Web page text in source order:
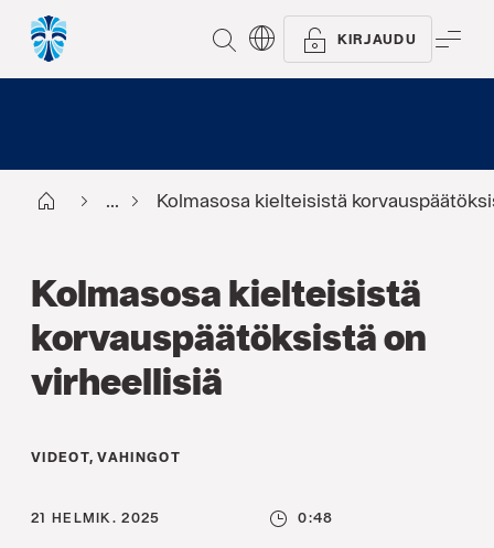
ETSI KIRJAUDU
Start FI ... Kolmasosa kielteisistä
Kolmasosa kielteisistä
korvauspäätöksistä on
virheellisiä
VIDEOT,VAHINGOT
21 HELMIK. 2025 0:48